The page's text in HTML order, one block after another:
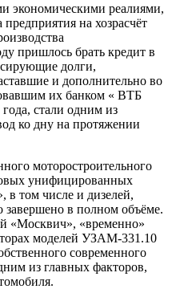
экономическими реалиями,
на хозрасчёт
пришлось брать кредит в
долги,
и дополнительно во
их банком « ВТБ
стали одним из
ко дну на протяжении
моторостроительного
унифицированных
в том числе и дизелей,
завершено в полном объёме.
«Москвич», «временно»
моделей УЗАМ-331.10
современного
из главных факторов,